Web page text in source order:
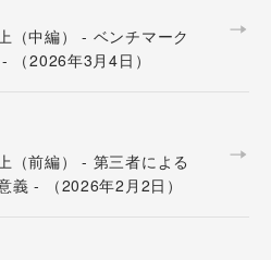
（中編） - ベンチマーク
（2026年3月4日）
（前編） - 第三者による
義 - （2026年2月2日）